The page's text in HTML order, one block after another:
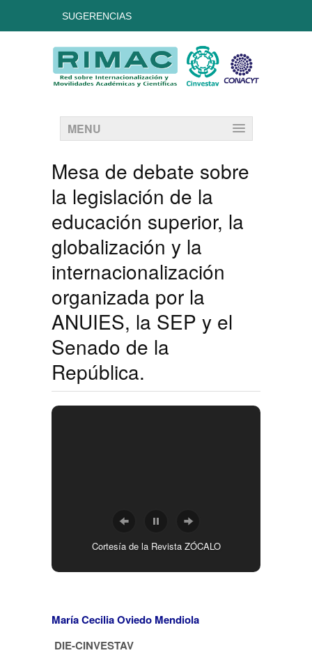
SUGERENCIAS
MENU
Mesa de debate sobre
la legislación de la
educación superior, la
globalización y la
internacionalización
organizada por la
ANUIES, la SEP y el
Senado de la
República.
Cortesía de la Revista ZÓCALO
María Cecilia Oviedo Mendiola
DIE-CINVESTAV